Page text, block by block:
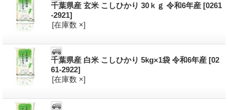
千葉県産 玄米 こしひかり 30ｋｇ 令和6年産 [0261
-2921]
[在庫数 ×]
千葉県産 白米 こしひかり 5kg×1袋 令和6年産 [02
61-2922]
[在庫数 ×]